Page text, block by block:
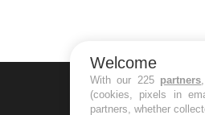
NEWSLETTER
Welcome
With our 225 partners
(cookies, pixels in
partners, whether